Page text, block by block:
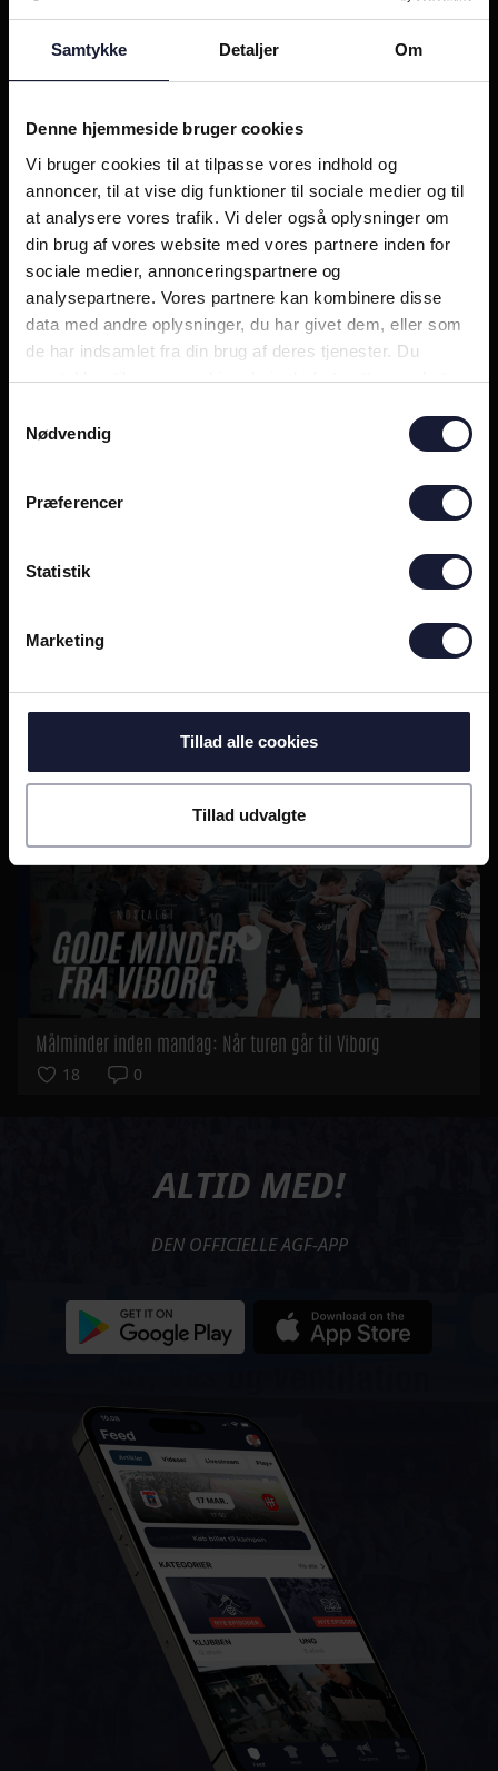
Samtykke Detaljer Om
Denne hjemmeside bruger cookies
Vi bruger cookies til at tilpasse vores indhold og
annoncer, til at vise dig funktioner til sociale medier og til
at analysere vores trafik. Vi deler også oplysninger om
din brug af vores website med vores partnere inden for
sociale medier, annonceringspartnere og
analysepartnere. Vores partnere kan kombinere disse
data med andre oplysninger, du har givet dem, eller som
de har indsamlet fra din brug af deres tjenester. Du
samtykker til vores cookies, hvis du fortsætter med at
Nødvendig
Præferencer
Statistik
Marketing
Tillad alle cookies
Tillad udvalgte
18 1
START 11'eren - Cheftræneren om tankerne bag
32 23
Inden mandag: De fyldte away-afsnit betyder meget
Kevin Yakob klar til VM: Nu glæder jeg mig til mandag
Målminder inden mandag: Når turen går til Viborg
18 0
ALTID MED!
DEN OFFICIELLE AGF-APP